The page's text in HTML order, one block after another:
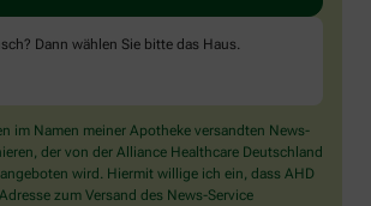
Dann wählen Sie bitte das Haus.
im Namen meiner Apotheke versandten News-
der von der Alliance Healthcare Deutschland
wird. Hiermit willige ich ein, dass AHD
zum Versand des News-Service